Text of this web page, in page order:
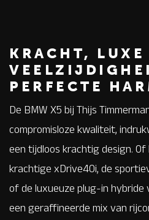
KRACHT, LUXE
PERFECTE
De BMW X5 bij Thijs
compromisloze kwaliteit,
een tijdloos krachtig design.
krachtige xDrive40i, de
of de luxueuze plug-in hybride
een geraffineerde mix van